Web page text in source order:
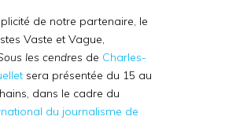
de notre partenaire, le
Vaste et Vague,
les cendres de Charles-
sera présentée du 15 au
dans le cadre du
du journalisme de